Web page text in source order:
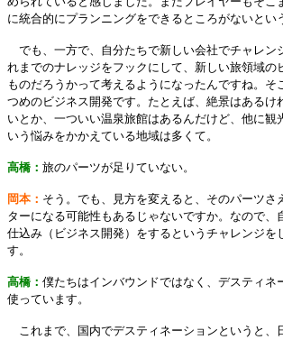
に統合的にプランニングをできるところがないとい
でも、一方で、自分たちで新しい会社でチャレン
れまでのナレッジをフックにして、新しい旅領域の
ものだろうかって考えるようになったんですね。そ
つめのビジネス開発です。たとえば、絶景はあるけ
いとか、一ついい温泉旅館はあるんだけど、他に観
いう悩みをかかえている地域は多くて。
高橋： 旅のパーツが足りていない。
岡本： そう。でも、見方を変えると、そのパーツさ
ターになる可能性もあるじゃないですか。なので、
仕込み（ビジネス開発）をするというチャレンジを
す。
高橋： 僕たちはインバウンドではなく、デスティネ
使っています。
これまで、国内でデスティネーションというと、